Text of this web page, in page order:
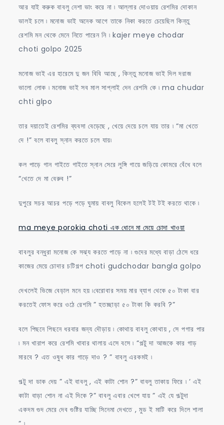
আর যাই করুক বাবলু নেশা ভাং করে না ৷ আল্লার দোওয়ায় রেশমির দোকান
ভালই চলে ৷ মনোজ ভাই অনেক আগে তাকে নিকা করতে চেয়েছিল কিন্তু
রেশমি মন থেকে মেনে নিতে পারেন নি ৷ kajer meye chodar
choti golpo 2025
মনোজ ভাই এর হারেমে দু জন বিবি আছে , কিন্তু মনোজ ভাই দিল দরাজ
ভালো লোক ৷ মনোজ ভাই সব মাল সাপ্লাই দেন রেশমি কে ৷ ma chudar
chti glpo
তার দয়াতেই রেশমির ব্যবসা বেড়েছে , খেয়ে দেয়ে চলে যায় তার ৷ “মা খেতে
দে !” বলে বাবলু স্নান করতে চলে যায়৷
কল পাড়ে গান গাইতে গাইতে স্নান সেরে লুঙ্গি গায়ে জড়িয়ে কোমরে বেঁধে বলে
“খেতে দে মা বেরুব !”
দুপুরে সচর আচর পড়ে পড়ে ঘুমায় বাবলু বিকেল হলেই টই টই করতে থাকে ৷
ma meye porokia choti এক ধোনে মা মেয়ে চোদা খাওয়া
বাবলুর বন্ধুরা মনোজ কে সঝ্য করতে পাড়ে না ৷ গুদের মধ্যে বাড়া ঠেসে ধরে
কাজের মেয়ে চোদার চটিগল্প choti gudchodar bangla golpo
দেখলেই ভিজে বেড়াল মনে হয় ৷বেরোবার সময় মার ব্যাগ থেকে ৫০ টাকা বার
করতেই ফোস করে ওঠে রেশমি ” হতচ্ছাড়া ৫০ টাকা কি করবি ?”
বলে পিছনে পিছনে ধরবার জন্য দৌড়ায় ৷ কোথায় বাবলু কোথায় , সে পগার পার
৷ মন খারাপ করে রেশমি খাবার থালায় এসে বসে ৷ “পল্টু দা আজকে কার গাড়
মারবে ? এত ওষুধ কার গাড়ে দাও ? ” বাবলু এরকমই ৷
পল্টু দা ডাক দেয় ” এই বাবলু , এই কাটা শোন ?” বাবলু তাকায় ফিরে ৷ ‘ এই
কাটা বাড়া শোন না এই দিকে ?” বাবলু এবার খেপে যায় ” এই যে পল্টুদা
একদম গুদ মেরে দেব গুষ্টির যাচ্ছি সিনেমা দেখতে , মুড ই মাটি করে দিলে শালা